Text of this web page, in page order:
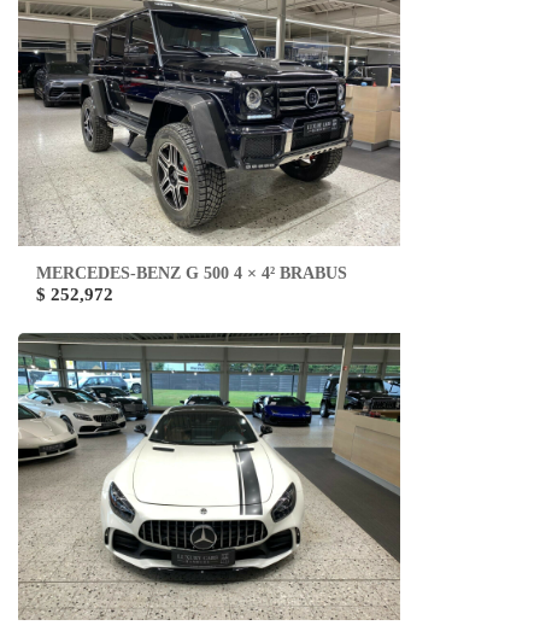
MERCEDES-BENZ G 500 4 × 4² BRABUS
$ 252,972